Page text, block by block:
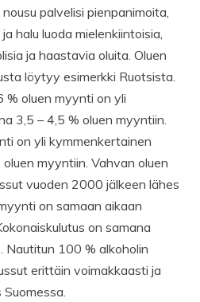
palvelisi pienpanimoita,
halu luoda mielenkiintoisia,
ja haastavia oluita. Oluen
löytyy esimerkki Ruotsista.
% oluen myynti on yli
3,5 – 4,5 % oluen myyntiin.
on yli kymmenkertainen
myyntiin. Vahvan oluen
vuoden 2000 jälkeen lähes
on samaan aikaan
on samana
Nautitun 100 % alkoholin
erittäin voimakkaasti ja